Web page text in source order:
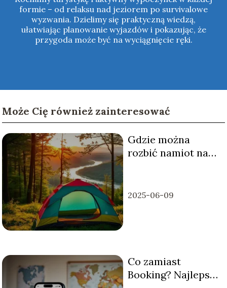
formie – od relaksu nad jeziorem po survivalowe
wyzwania. Dzielimy się praktyczną wiedzą,
ułatwiając planowanie wyjazdów i pokazując, że
przygoda może być na wyciągnięcie ręki.
Może Cię również zainteresować
Gdzie można
rozbić namiot na
miłośników natury
2025-06-09
Co zamiast
Booking? Najlepsze